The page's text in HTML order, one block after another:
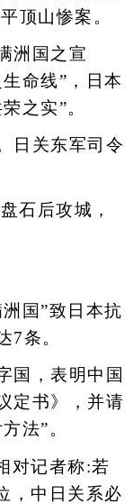
顶山惨案。
洲国之宣
命线”，日本
之实”。
关东军司令
后攻城，
国”致日本抗
7条。
，表明中国
定书》，并请
法”。
对记者称:若
，中日关系必